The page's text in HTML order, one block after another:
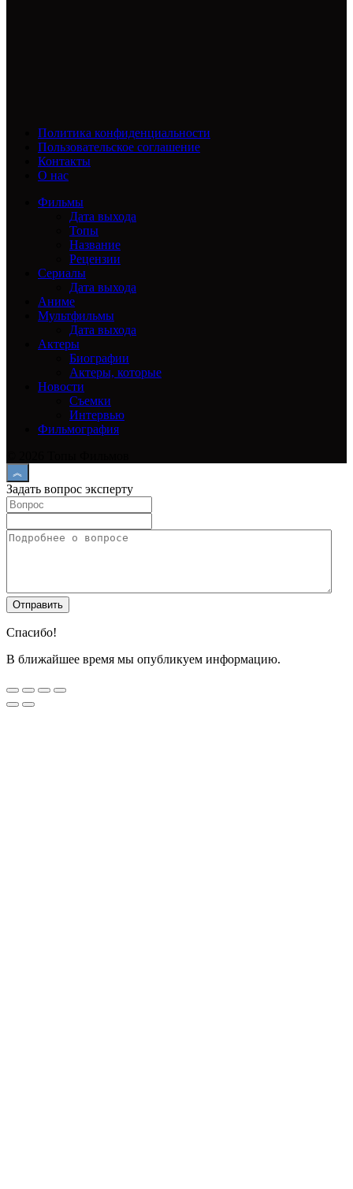
Политика конфиденциальности
Пользовательское соглашение
Контакты
О нас
Фильмы
Дата выхода
Топы
Название
Рецензии
Сериалы
Дата выхода
Аниме
Мультфильмы
Дата выхода
Актеры
Биографии
Актеры, которые
Новости
Съемки
Интервью
Фильмография
Задать вопрос эксперту
Спасибо!
В ближайшее время мы опубликуем информацию.